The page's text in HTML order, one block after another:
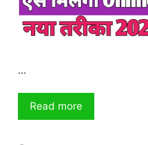
…
Read more